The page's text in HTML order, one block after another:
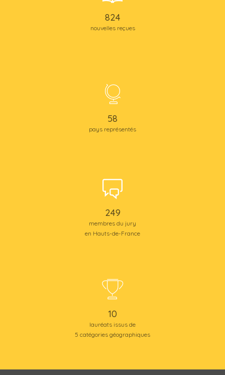
830
nouvelles reçues
58
pays représentés
250
membres du jury
en Hauts-de-France
10
lauréats issus de
5 catégories géographiques